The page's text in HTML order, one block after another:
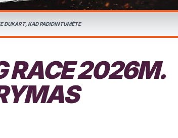
DUKART, KAD PADIDINTUMĖTE
RACE 2026M.